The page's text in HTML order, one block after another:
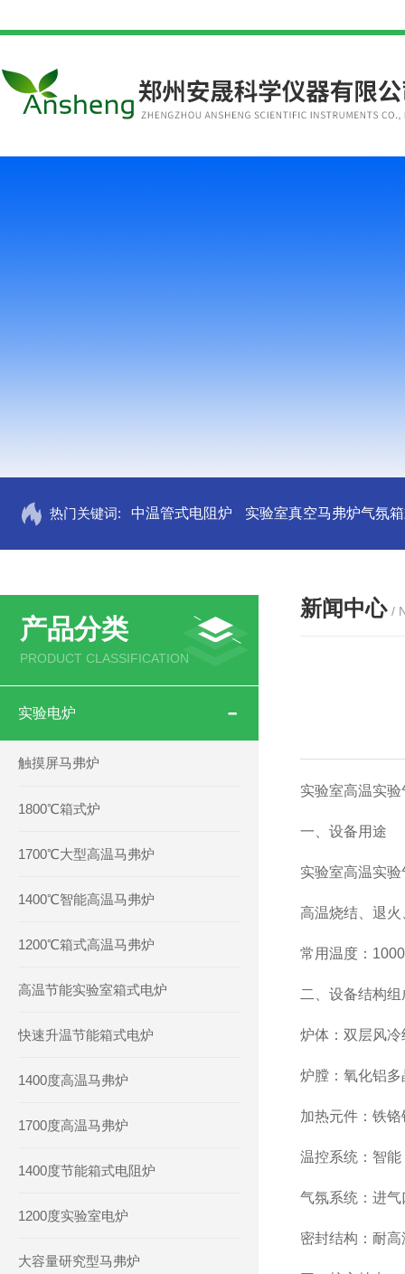
热门关键词: 中温管式电阻炉 实验室真空马弗炉气氛
产品分类
PRODUCT CLASSIFICATION
实验电炉
触摸屏马弗炉
1800℃箱式炉
1700℃大型高温马弗炉
1400℃智能高温马弗炉
1200℃箱式高温马弗炉
高温节能实验室箱式电炉
快速升温节能箱式电炉
1400度高温马弗炉
1700度高温马弗炉
1400度节能箱式电阻炉
1200度实验室电炉
大容量研究型马弗炉
新闻中心 /
实验室高温实
一、设备用途
实验室高温实
高温烧结、退
常用温度：
二、设备结构组
炉体：双层风
炉膛：氧化铝
加热元件：铁
温控系统：智
气氛系统：进
密封结构：耐